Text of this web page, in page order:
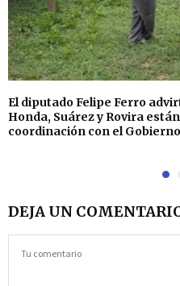
El diputado Felipe Ferro
Honda, Suárez y Rovira
coordinación con el
DEJA UN